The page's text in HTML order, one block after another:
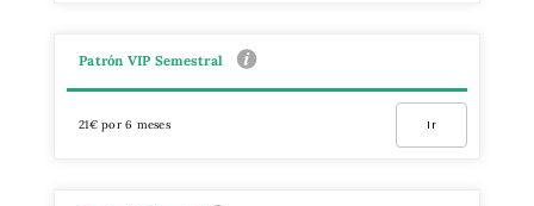
Patrón VIP Semestral
21€ por 6 meses Ir